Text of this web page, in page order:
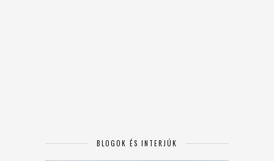
BLOGOK ÉS INTERJÚK